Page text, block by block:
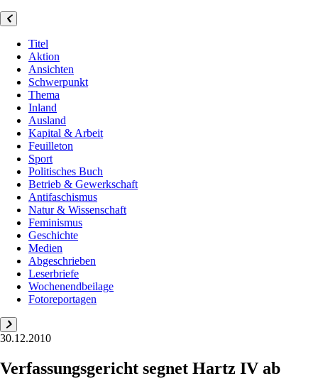
Titel
Aktion
Ansichten
Schwerpunkt
Thema
Inland
Ausland
Kapital & Arbeit
Feuilleton
Sport
Politisches Buch
Betrieb & Gewerkschaft
Antifaschismus
Natur & Wissenschaft
Feminismus
Geschichte
Medien
Abgeschrieben
Leserbriefe
Wochenendbeilage
Fotoreportagen
30.12.2010
Verfassungsgericht segnet Hartz IV ab